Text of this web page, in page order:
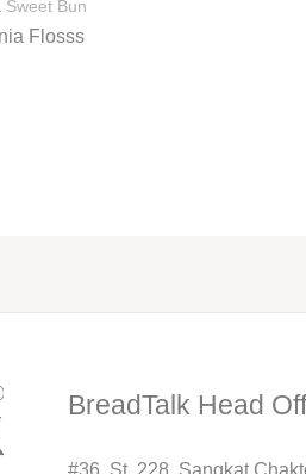
Sweet Bun
Flosss
BreadTalk Head